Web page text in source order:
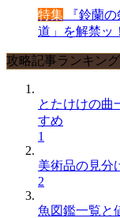
特集 『鈴蘭
道」を解禁ッ
攻略記事ランキング
とたけけの曲
すめ
1
美術品の見分
2
魚図鑑一覧と